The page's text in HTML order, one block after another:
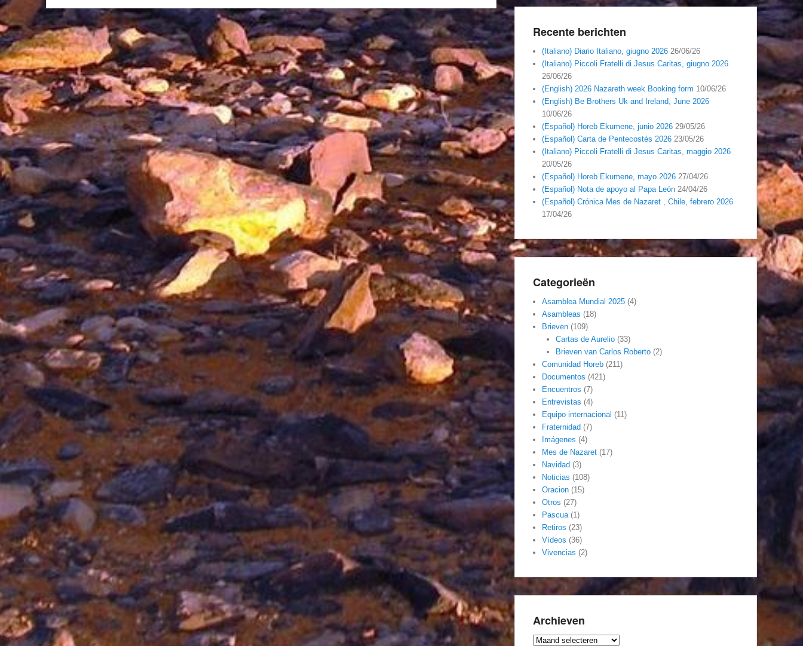
Recente berichten
(Italiano) Diario Italiano, giugno 2026 26/06/26
(Italiano) Piccoli Fratelli di Jesus Caritas, giugno 2026
26/06/26
(English) 2026 Nazareth week Booking form 10/06/26
(English) Be Brothers Uk and Ireland, June 2026
10/06/26
(Español) Horeb Ekumene, junio 2026 29/05/26
(Español) Carta de Pentecostés 2026 23/05/26
(Italiano) Piccoli Fratelli di Jesus Caritas, maggio 2026
20/05/26
(Español) Horeb Ekumene, mayo 2026 27/04/26
(Español) Nota de apoyo al Papa León 24/04/26
(Español) Crónica Mes de Nazaret , Chile, febrero 2026
17/04/26
Categorieën
Asamblea Mundial 2025 (4)
Asambleas (18)
Brieven (109)
Cartas de Aurelio(33)
Brieven van Carlos Roberto(2)
Comunidad Horeb (211)
Documentos (421)
Encuentros (7)
Entrevistas (4)
Equipo internacional (11)
Fraternidad (7)
Imágenes (4)
Mes de Nazaret (17)
Navidad (3)
Noticias (108)
Oracion (15)
Otros (27)
Pascua(1)
Retiros (23)
Vídeos (36)
Vivencias (2)
Archieven
Archieven